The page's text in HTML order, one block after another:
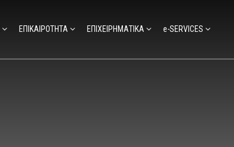
ΕΠΙΚΑΙΡΟΤΗΤΑ ΕΠΙΧΕΙΡΗΜΑΤΙΚΑ e-SERVICES